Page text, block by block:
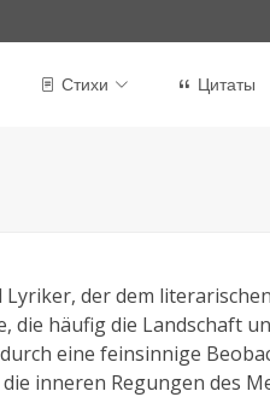
Стихи Цитаты
der dem
häufig die Landschaft
eine feinsinnige
inneren Regungen des